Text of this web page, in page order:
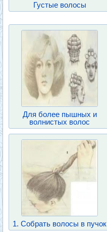
Густые волосы
Для более пышных и
волнистых волос
1. Собрать волосы в пучок